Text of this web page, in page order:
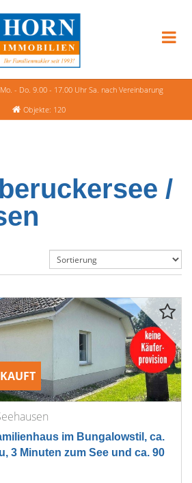
Mo. - Do. 9.00 - 17.00 Uhr Sa. nach Vereinbarung
Objekte: 120
/
im Bungalowstil, ca.
3 Minuten zum See und ca. 90